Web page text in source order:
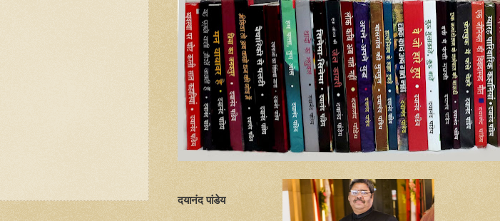
दयानंद पांडेय